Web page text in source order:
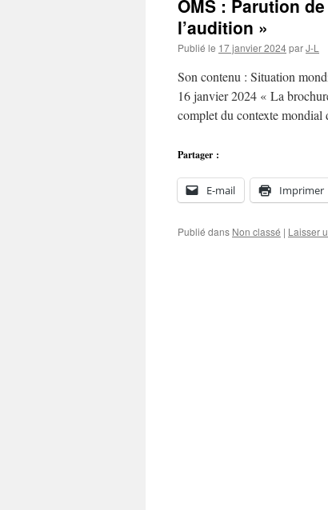
OMS : Parution
l’audition »
Publié le 17 janvier 2024parJ-L
Son contenu : Situation
16 janvier 2024 « La
complet du contexte
Partager :
E-mail Imprimer
Publié dans Non classé | Laisser